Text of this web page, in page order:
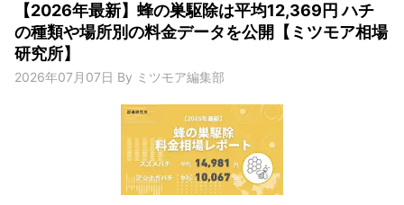
【2026年最新】蜂の巣駆除は平均12,369円 ハチ
の種類や場所別の料金データを公開【ミツモア相場
研究所】
2026年07月07日 By ミツモア編集部